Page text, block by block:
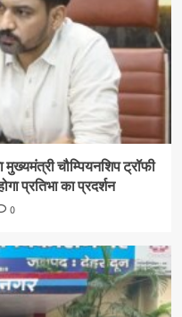
चौम्पियनशिप ट्रॉफी
प्रतिभा का प्रदर्शन
0